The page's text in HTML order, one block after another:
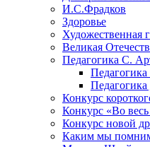
И.С.Фрадков
Здоровье
Художественная
Великая
Педагогика С.
Педагогика
Конкурс
Конкурс «Во весь
Конкурс новой
Каким мы